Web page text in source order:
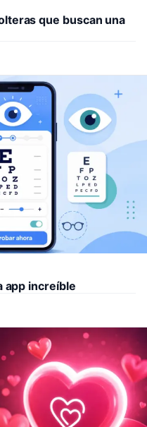
que buscan una
app increíble